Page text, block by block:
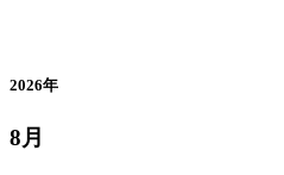
2026年
8月